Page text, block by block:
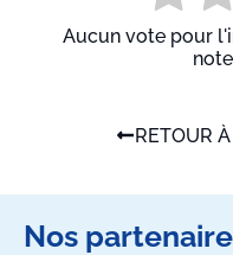
Aucun vote pour
RETOUR
Nos